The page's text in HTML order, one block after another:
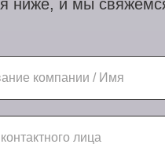
ниже, и мы